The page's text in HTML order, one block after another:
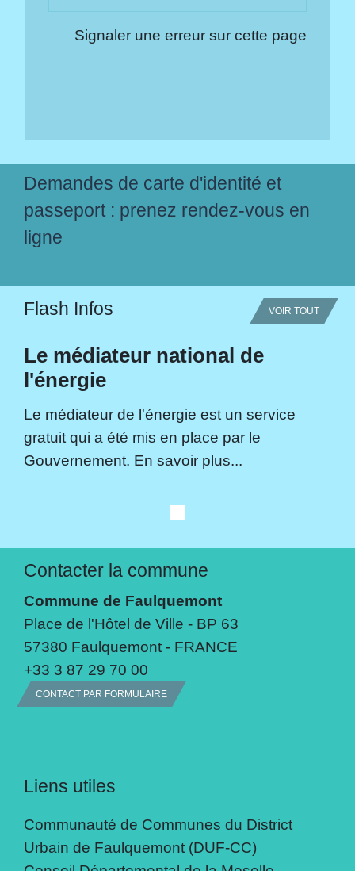
Signaler une erreur sur cette page
Demandes de carte d'identité et
passeport : prenez rendez-vous en
ligne
Flash Infos VOIR TOUT
Le médiateur national de
l'énergie
Le médiateur de l'énergie est un service
gratuit qui a été mis en place par le
Gouvernement. En savoir plus...
Contacter la commune
Commune de Faulquemont
Place de l'Hôtel de Ville - BP 63
57380 Faulquemont - FRANCE
+33 3 87 29 70 00
CONTACT PAR FORMULAIRE
Liens utiles
Communauté de Communes du District
Urbain de Faulquemont (DUF-CC)